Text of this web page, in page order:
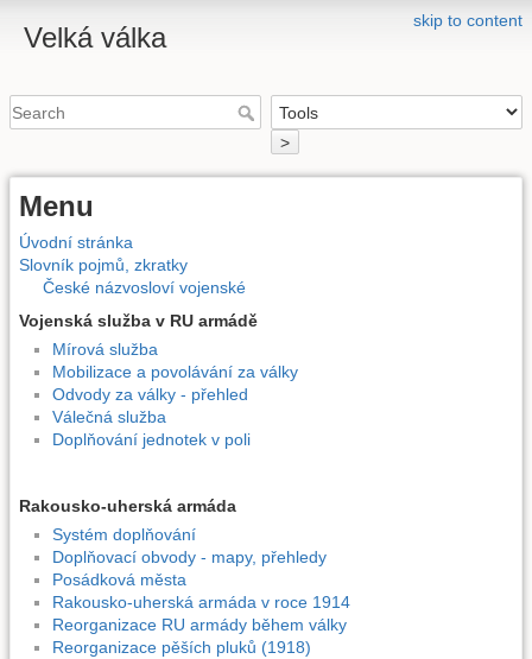
skip to content
Velká válka
>
Menu
Úvodní stránka
Slovník pojmů, zkratky
České názvosloví vojenské
Vojenská služba v RU armádě
Mírová služba
Mobilizace a povolávání za války
Odvody za války - přehled
Válečná služba
Doplňování jednotek v poli
Rakousko-uherská armáda
Systém doplňování
Doplňovací obvody - mapy, přehledy
Posádková města
Rakousko-uherská armáda v roce 1914
Reorganizace RU armády během války
Reorganizace pěších pluků (1918)